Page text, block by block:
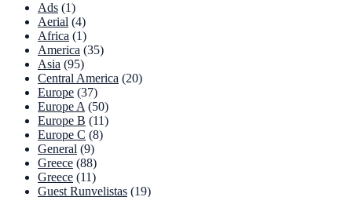
Ads (1)
Aerial (4)
Africa (1)
America (35)
Asia (95)
Central America (20)
Europe (37)
Europe A (50)
Europe B (11)
Europe C (8)
General (9)
Greece (88)
Greece (11)
Guest Runvelistas (19)